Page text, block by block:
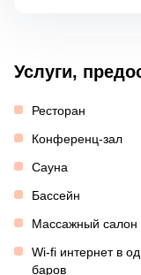
Услуги,
Ресторан
Конференц-зал
Сауна
Бассейн
Массажный салон
Wi-fi интернет в
баров